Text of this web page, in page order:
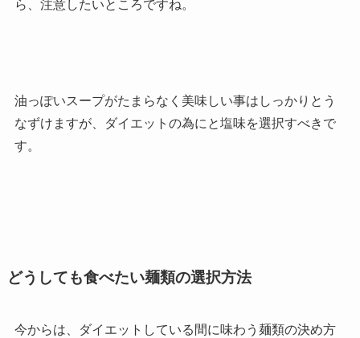
ら、注意したいところですね。
油っぽいスープがたまらなく美味しい事はしっかりとう
なずけますが、ダイエットの為にと塩味を選択すべきで
す。
どうしても食べたい麺類の選択方法
今からは、ダイエットしている間に味わう麺類の決め方